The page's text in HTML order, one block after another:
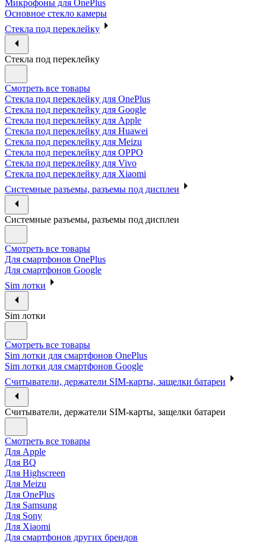
Микрофоны для OnePlus
Основное стекло камеры
Стекла под переклейку
Стекла под переклейку
Смотреть все товары
Стекла под переклейку для OnePlus
Стекла под переклейку для Google
Стекла под переклейку для Apple
Стекла под переклейку для Huawei
Стекла под переклейку для Meizu
Стекла под переклейку для OPPO
Стекла под переклейку для Vivo
Стекла под переклейку для Xiaomi
Системные разъемы, разъемы под дисплеи
Системные разъемы, разъемы под дисплеи
Смотреть все товары
Для смартфонов OnePlus
Для смартфонов Google
Sim лотки
Sim лотки
Смотреть все товары
Sim лотки для смартфонов OnePlus
Sim лотки для смартфонов Google
Считыватели, держатели SIM-карты, защелки батареи
Считыватели, держатели SIM-карты, защелки батареи
Смотреть все товары
Для Apple
Для BQ
Для Highscreen
Для Meizu
Для OnePlus
Для Samsung
Для Sony
Для Xiaomi
Для смартфонов других брендов